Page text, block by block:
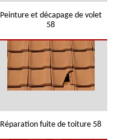
Peinture et décapage de volet
58
Réparation fuite de toiture 58